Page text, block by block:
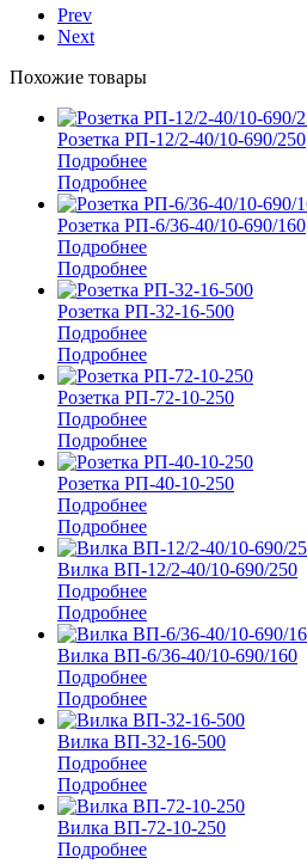
Prev
Next
Похожие товары
Розетка РП-12/2-40/10-690/250
Подробнее
Подробнее
Розетка РП-6/36-40/10-690/160
Подробнее
Подробнее
Розетка РП-32-16-500
Подробнее
Подробнее
Розетка РП-72-10-250
Подробнее
Подробнее
Розетка РП-40-10-250
Подробнее
Подробнее
Вилка ВП-12/2-40/10-690/250
Подробнее
Подробнее
Вилка ВП-6/36-40/10-690/160
Подробнее
Подробнее
Вилка ВП-32-16-500
Подробнее
Подробнее
Вилка ВП-72-10-250
Подробнее